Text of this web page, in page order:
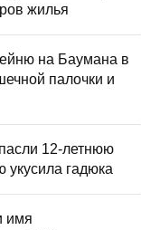
жилья
на Баумана в
палочки и
12-летнюю
укусила гадюка
имя